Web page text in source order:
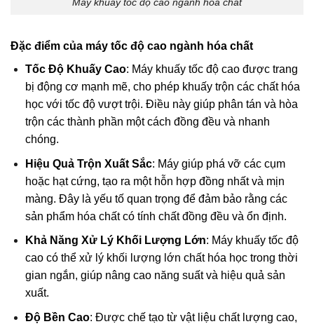
Đặc điểm của máy tốc độ cao ngành hóa chất
Tốc Độ Khuấy Cao: Máy khuấy tốc độ cao được trang
bị động cơ mạnh mẽ, cho phép khuấy trộn các chất hóa
học với tốc độ vượt trội. Điều này giúp phân tán và hòa
trộn các thành phần một cách đồng đều và nhanh
chóng.
Hiệu Quả Trộn Xuất Sắc: Máy giúp phá vỡ các cụm
hoặc hạt cứng, tạo ra một hỗn hợp đồng nhất và mịn
màng. Đây là yếu tố quan trọng để đảm bảo rằng các
sản phẩm hóa chất có tính chất đồng đều và ổn định.
Khả Năng Xử Lý Khối Lượng Lớn: Máy khuấy tốc độ
cao có thể xử lý khối lượng lớn chất hóa học trong thời
gian ngắn, giúp nâng cao năng suất và hiệu quả sản
xuất.
Độ Bền Cao: Được chế tạo từ vật liệu chất lượng cao,